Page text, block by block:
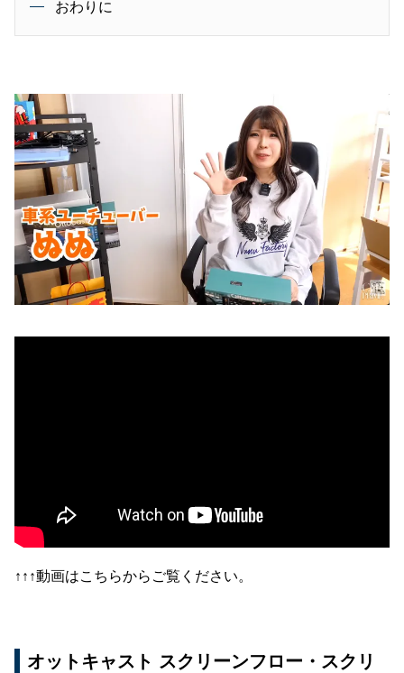
おわりに
↑↑↑動画はこちらからご覧ください。
オットキャスト スクリーンフロー・スクリ